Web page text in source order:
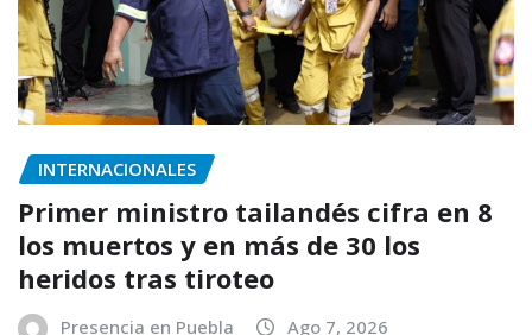
INTERNACIONALES
Primer ministro tailandés cifra en 8
los muertos y en más de 30 los
heridos tras tiroteo
Presencia en Puebla Ago 7, 2026